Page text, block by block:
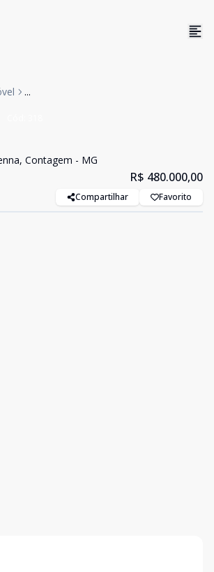
...
Contagem - MG
R$ 480.000,00
Compartilhar Favorito